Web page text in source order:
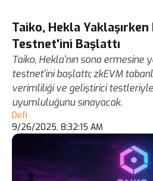
Taiko, Hekla
Testnet'ini Başlattı
Taiko, Hekla'nın sona ermesine
testnet'ini başlattı; zkEVM
verimliliği ve geliştirici
uyumluluğunu sınayacak.
Defi
9/26/2025, 8:32:15 AM